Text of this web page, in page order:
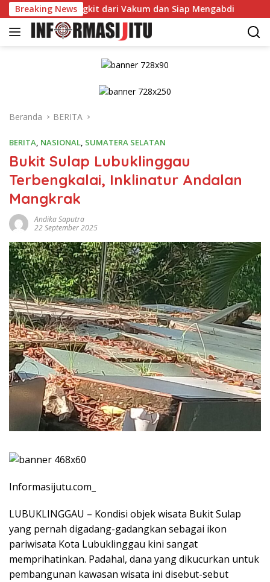
Langsung
ke
konten
Breaking News
Bangkit dari Vakum dan Siap Mengabdi
Beranda BERITA
BERITA NASIONAL SUMATERA SELATAN
Bukit Sulap Lubuklinggau
Terbengkalai, Inklinatur Andalan
Mangkrak
Andika Saputra
22 September 2025
Informasijutu.com_
LUBUKLINGGAU – Kondisi objek wisata Bukit Sulap
yang pernah digadang-gadangkan sebagai ikon
pariwisata Kota Lubuklinggau kini sangat
memprihatinkan. Padahal, dana yang dikucurkan untuk
pembangunan kawasan wisata ini disebut-sebut